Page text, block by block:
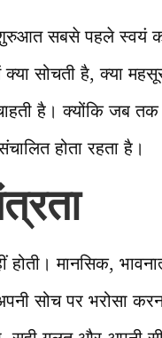
शुरुआत सबसे पहले स्वयं
सोचती है, क्या
है। क्योंकि जब तक
होता रहता है।
होती। मानसिक,
सोच पर भरोसा